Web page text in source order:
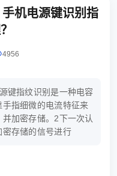
机电源键识别指
4956
键指纹识别是一种电容
指细微的电流特征来
加密存储。2下一次认
存储的信号进行